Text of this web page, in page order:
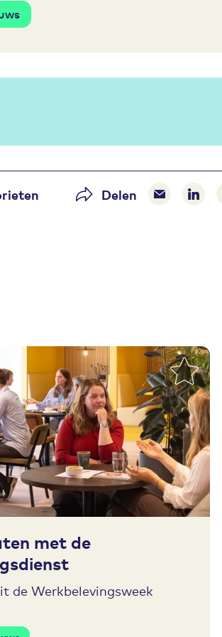
Delen Delen via
favorieten
met de
de Werkbelevingsweek